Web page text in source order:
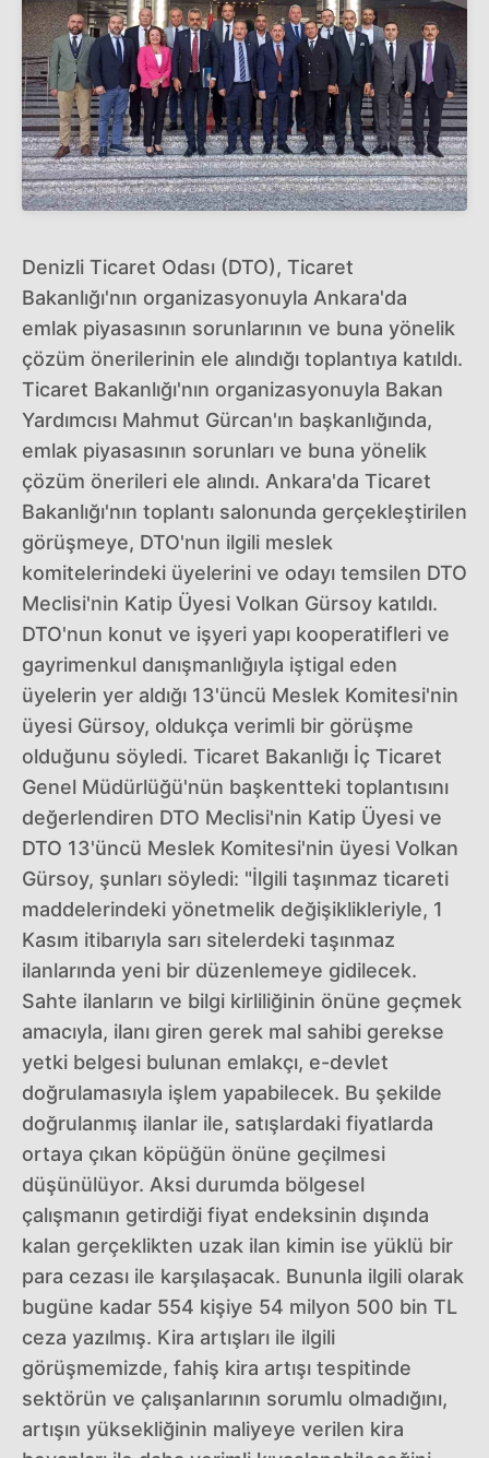
Denizli Ticaret Odası (DTO), Ticaret
Bakanlığı'nın organizasyonuyla Ankara'da
emlak piyasasının sorunlarının ve buna yönelik
çözüm önerilerinin ele alındığı toplantıya katıldı.
Ticaret Bakanlığı'nın organizasyonuyla Bakan
Yardımcısı Mahmut Gürcan'ın başkanlığında,
emlak piyasasının sorunları ve buna yönelik
çözüm önerileri ele alındı. Ankara'da Ticaret
Bakanlığı'nın toplantı salonunda gerçekleştirilen
görüşmeye, DTO'nun ilgili meslek
komitelerindeki üyelerini ve odayı temsilen DTO
Meclisi'nin Katip Üyesi Volkan Gürsoy katıldı.
DTO'nun konut ve işyeri yapı kooperatifleri ve
gayrimenkul danışmanlığıyla iştigal eden
üyelerin yer aldığı 13'üncü Meslek Komitesi'nin
üyesi Gürsoy, oldukça verimli bir görüşme
olduğunu söyledi. Ticaret Bakanlığı İç Ticaret
Genel Müdürlüğü'nün başkentteki toplantısını
değerlendiren DTO Meclisi'nin Katip Üyesi ve
DTO 13'üncü Meslek Komitesi'nin üyesi Volkan
Gürsoy, şunları söyledi: "İlgili taşınmaz ticareti
maddelerindeki yönetmelik değişiklikleriyle, 1
Kasım itibarıyla sarı sitelerdeki taşınmaz
ilanlarında yeni bir düzenlemeye gidilecek.
Sahte ilanların ve bilgi kirliliğinin önüne geçmek
amacıyla, ilanı giren gerek mal sahibi gerekse
yetki belgesi bulunan emlakçı, e-devlet
doğrulamasıyla işlem yapabilecek. Bu şekilde
doğrulanmış ilanlar ile, satışlardaki fiyatlarda
ortaya çıkan köpüğün önüne geçilmesi
düşünülüyor. Aksi durumda bölgesel
çalışmanın getirdiği fiyat endeksinin dışında
kalan gerçeklikten uzak ilan kimin ise yüklü bir
para cezası ile karşılaşacak. Bununla ilgili olarak
bugüne kadar 554 kişiye 54 milyon 500 bin TL
ceza yazılmış. Kira artışları ile ilgili
görüşmemizde, fahiş kira artışı tespitinde
sektörün ve çalışanlarının sorumlu olmadığını,
artışın yüksekliğinin maliyeye verilen kira